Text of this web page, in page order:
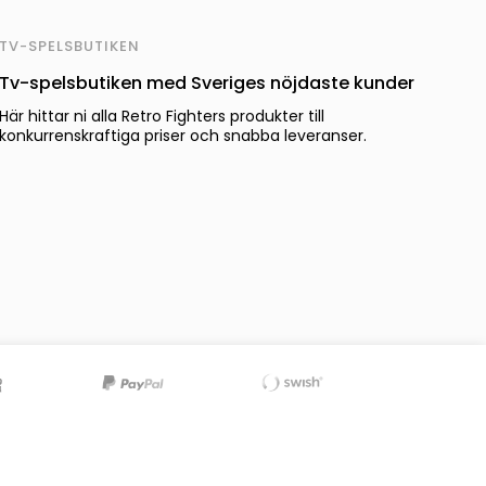
SPELSBUTIKEN
spelsbutiken med Sveriges nöjdaste kunder
hittar ni alla Retro Fighters produkter till
priser och snabba leveranser.